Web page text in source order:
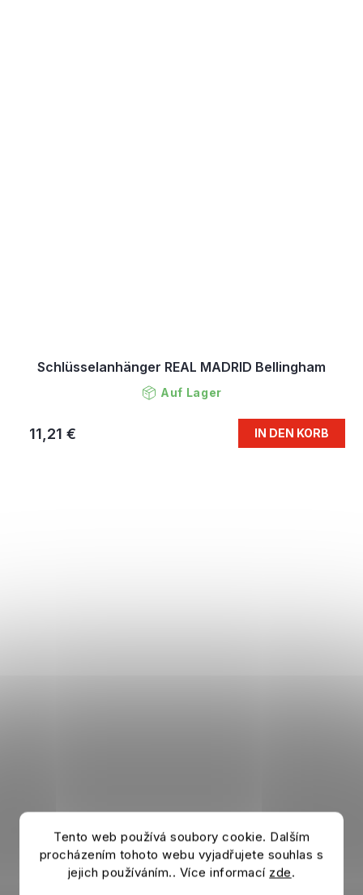
Tento web používá soubory cookie. Dalším
procházením tohoto webu vyjadřujete souhlas s
jejich používáním.. Více informací zde.
Schlüsselanhänger REAL MADRID Bellingham
Auf Lager
11,21 € IN DEN KORB